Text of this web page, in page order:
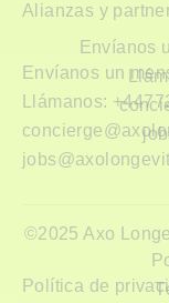
Alianzas y
Envíanos
Envíanos un
Llámanos:
©2025 Axo
Política de